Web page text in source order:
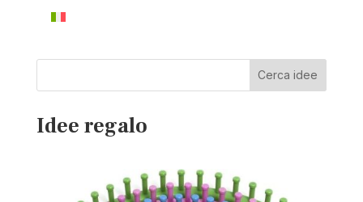
Cerca idee
Idee regalo